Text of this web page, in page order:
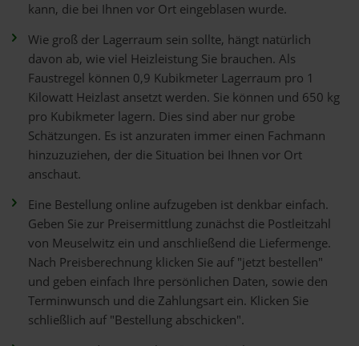
kann, die bei Ihnen vor Ort eingeblasen wurde.
Wie groß der Lagerraum sein sollte, hängt natürlich
davon ab, wie viel Heizleistung Sie brauchen. Als
Faustregel können 0,9 Kubikmeter Lagerraum pro 1
Kilowatt Heizlast ansetzt werden. Sie können und 650 kg
pro Kubikmeter lagern. Dies sind aber nur grobe
Schätzungen. Es ist anzuraten immer einen Fachmann
hinzuzuziehen, der die Situation bei Ihnen vor Ort
anschaut.
Eine Bestellung online aufzugeben ist denkbar einfach.
Geben Sie zur Preisermittlung zunächst die Postleitzahl
von Meuselwitz ein und anschließend die Liefermenge.
Nach Preisberechnung klicken Sie auf "jetzt bestellen"
und geben einfach Ihre persönlichen Daten, sowie den
Terminwunsch und die Zahlungsart ein. Klicken Sie
schließlich auf "Bestellung abschicken".